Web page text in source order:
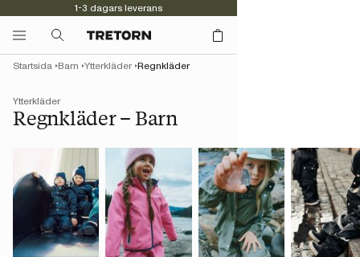
1-3 dagars leverans
Ytterkläder
Regnkläder – Barn
Startsida Barn Ytterkläder Regnkläder